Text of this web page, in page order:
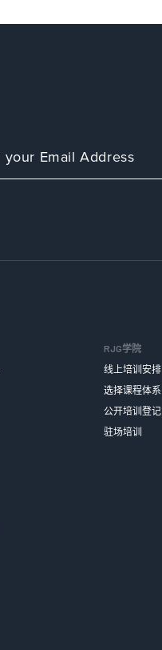
RJG学院
线上培训安排
选择课程体系
公开培训登记
驻场培训